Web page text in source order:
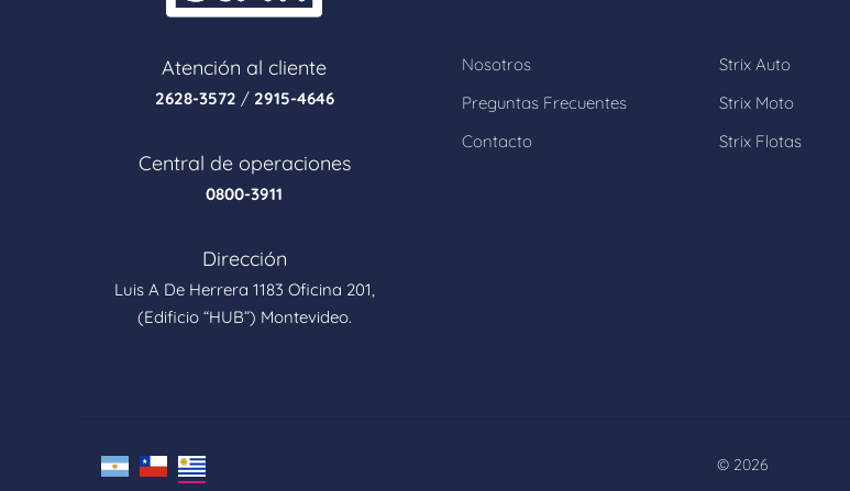
Atención al cliente
2628-3572 /2915-4646
Central de operaciones
0800-3911
Dirección
Luis A De Herrera 1183 Oficina 201,
(Edificio “HUB”) Montevideo.
Nosotros
Preguntas Frecuentes
Contacto
Strix Auto
Strix Moto
Strix Flotas
© 2026